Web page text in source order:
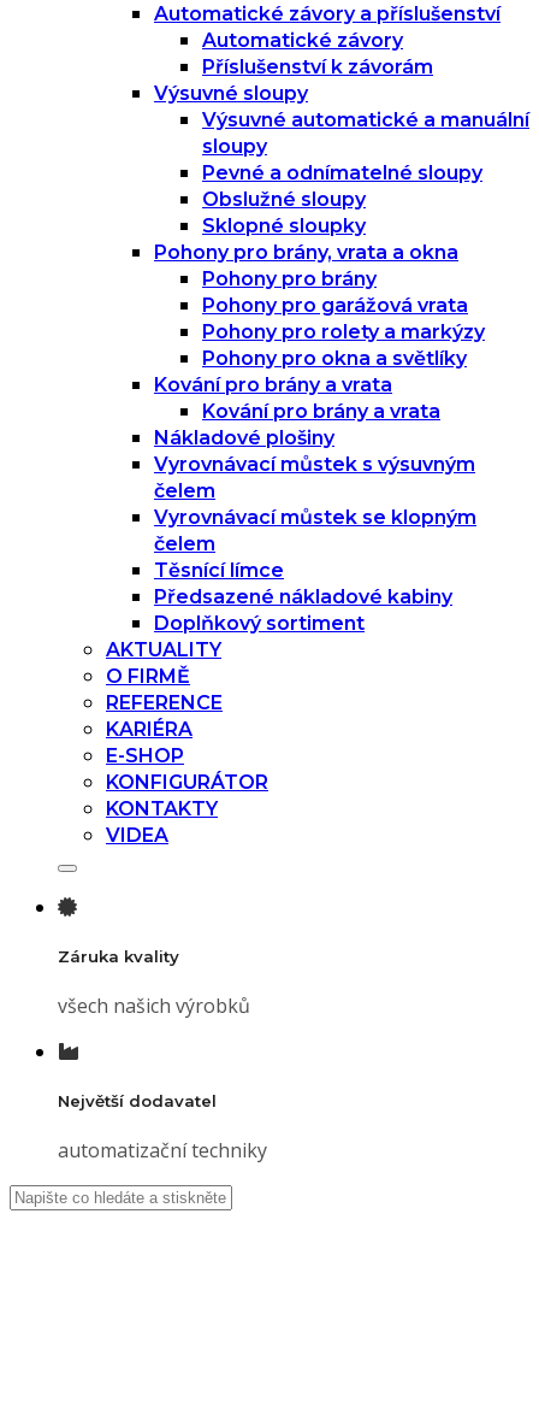
Automatické závory a příslušenství
Automatické závory
Příslušenství k závorám
Výsuvné sloupy
Výsuvné automatické a manuální
sloupy
Pevné a odnímatelné sloupy
Obslužné sloupy
Sklopné sloupky
Pohony pro brány, vrata a okna
Pohony pro brány
Pohony pro garážová vrata
Pohony pro rolety a markýzy
Pohony pro okna a světlíky
Kování pro brány a vrata
Kování pro brány a vrata
Nákladové plošiny
Vyrovnávací můstek s výsuvným
čelem
Vyrovnávací můstek se klopným
čelem
Těsnící límce
Předsazené nákladové kabiny
Doplňkový sortiment
AKTUALITY
O FIRMĚ
REFERENCE
KARIÉRA
E-SHOP
KONFIGURÁTOR
KONTAKTY
VIDEA
Záruka kvality
všech našich výrobků
Největší dodavatel
automatizační techniky